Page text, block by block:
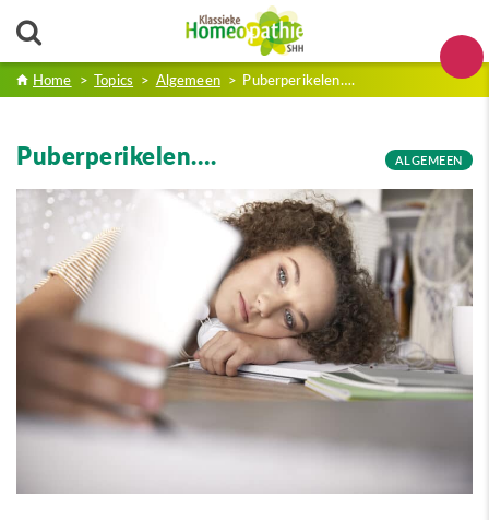
Home > Topics > Algemeen > Puberperikelen….
Puberperikelen…. ALGEMEEN